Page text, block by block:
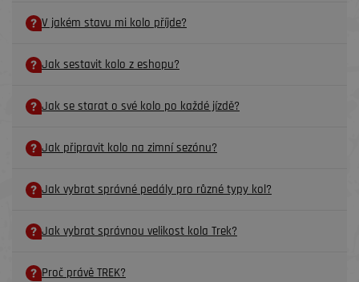
V jakém stavu mi kolo příjde?
Jak sestavit kolo z eshopu?
Jak se starat o své kolo po každé jízdě?
Jak připravit kolo na zimní sezónu?
Jak vybrat správné pedály pro různé typy kol?
Jak vybrat správnou velikost kola Trek?
Proč právě TREK?